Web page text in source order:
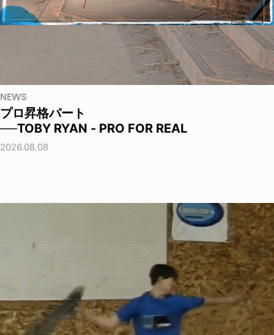
NEWS
プロ昇格パート
──TOBY RYAN - PRO FOR REAL
2026.08.08